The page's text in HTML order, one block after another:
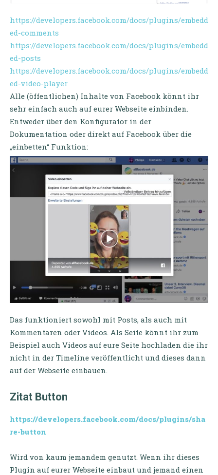
https://developers.facebook.com/docs/plugins/embedd
ed-comments
https://developers.facebook.com/docs/plugins/embedd
ed-posts
https://developers.facebook.com/docs/plugins/embedd
ed-video-player
Alle (öffentlichen) Inhalte von Facebook könnt ihr
sehr einfach auch auf eurer Webseite einbinden.
Entweder über den Konfigurator in der
Dokumentation oder direkt auf Facebook über die
„einbetten“ Funktion:
Das funktioniert sowohl mit Posts, als auch mit
Kommentaren oder Videos. Als Seite könnt ihr zum
Beispiel auch Videos auf eure Seite hochladen die ihr
nicht in der Timeline veröffentlicht und dieses dann
auf der Webseite einbauen.
Zitat Button
https://developers.facebook.com/docs/plugins/sha
re-button
Wird von kaum jemandem genutzt. Wenn ihr dieses
Plugin auf eurer Webseite einbaut und jemand einen